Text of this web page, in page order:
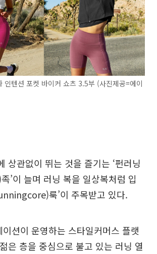
텐션 포켓 바이커 쇼츠 3.5부 (사진제공=에이
상관없이 뛰는 것을 즐기는 ‘펀러닝
’이 늘며 러닝 복을 일상복처럼 입
룩’이 주목받고 있다.
션이 운영하는 스타일커머스 플랫
은 층을 중심으로 불고 있는 러닝 열